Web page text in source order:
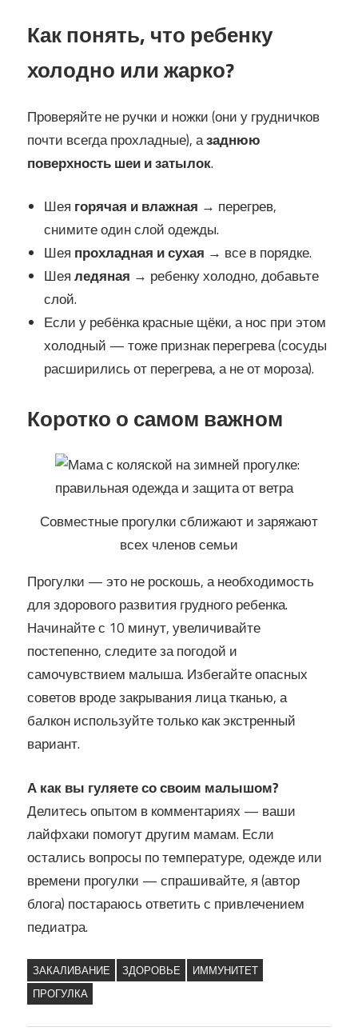
Как понять, что ребенку
холодно или жарко?
Проверяйте не ручки и ножки (они у грудничков
почти всегда прохладные), азаднюю
поверхность шеи и затылок.
Шея горячая и влажная → перегрев,
снимите один слой одежды.
Шея прохладная и сухая → все в порядке.
Шеяледяная → ребенку холодно, добавьте
слой.
Если у ребёнка красные щёки, а нос при этом
холодный — тоже признак перегрева (сосуды
расширились от перегрева, а не от мороза).
Коротко о самом важном
Совместные прогулки сближают и заряжают
всех членов семьи
Прогулки — это не роскошь, а необходимость
для здорового развития грудного ребенка.
Начинайте с 10 минут, увеличивайте
постепенно, следите за погодой и
самочувствием малыша. Избегайте опасных
советов вроде закрывания лица тканью, а
балкон используйте только как экстренный
вариант.
А как вы гуляете со своим малышом?
Делитесь опытом в комментариях — ваши
лайфхаки помогут другим мамам. Если
остались вопросы по температуре, одежде или
времени прогулки — спрашивайте, я (автор
блога) постараюсь ответить с привлечением
педиатра.
ЗАКАЛИВАНИЕ ЗДОРОВЬЕ
ИММУНИТЕТ
ПРОГУЛКА